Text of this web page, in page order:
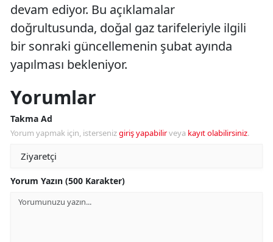
devam ediyor. Bu açıklamalar
doğrultusunda, doğal gaz tarifeleriyle ilgili
bir sonraki güncellemenin şubat ayında
yapılması bekleniyor.
Yorumlar
Takma Ad
Yorum yapmak için, istersenizgiriş yapabilirveya kayıt olabilirsiniz.
Yorum Yazın (500 Karakter)